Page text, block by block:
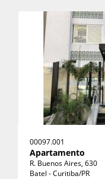
00097.001
Apartamento
R. Buenos Aires, 630
Batel - Curitiba/PR
imóveis
Preencha